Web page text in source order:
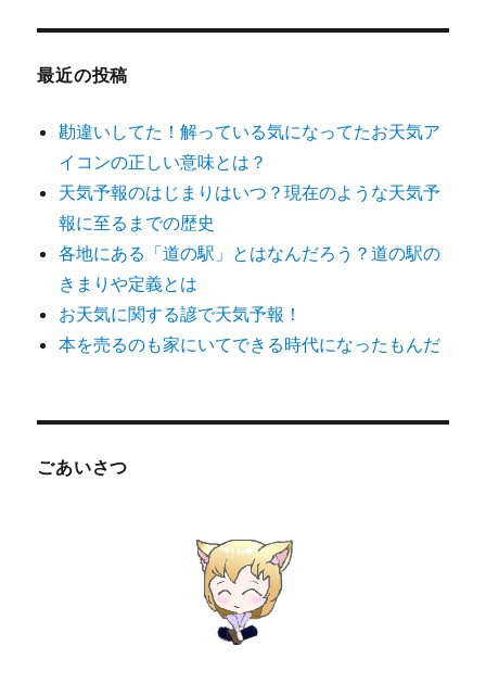
ン
象:
最近の投稿
勘違いしてた！解っている気になってたお天気ア
イコンの正しい意味とは？
天気予報のはじまりはいつ？現在のような天気予
報に至るまでの歴史
各地にある「道の駅」とはなんだろう？道の駅の
きまりや定義とは
お天気に関する諺で天気予報！
本を売るのも家にいてできる時代になったもんだ
ごあいさつ